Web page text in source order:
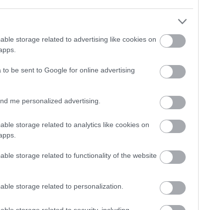
storage related to advertising like cookies on
be sent to Google for online advertising
me personalized advertising.
storage related to analytics like cookies on
storage related to functionality of the website
storage related to personalization.
σπίτι, και σε πιάνει ένα μικρό άγχος λίγο πριν
Είναι αρκετό το φαγητό; Έχεις παγάκια;
Φαίνεται πολύ χάλια ο καναπές; Θα προσέξει
θα σου πουν κάτι αρνητικό. Το πολύ πολύ να σου
φαγητό, για ένα κάδρο ή για το πόσο ωραία έχεις
όμως, τα παρατηρούν.
ούτε για να σε κρίνουν σαν επιθεωρητές